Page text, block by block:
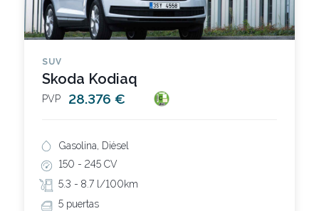
SUV
Skoda Kodiaq
PVP 28.376 €
Gasolina, Diésel
150 - 245 CV
5.3 - 8.7 l/100km
5 puertas